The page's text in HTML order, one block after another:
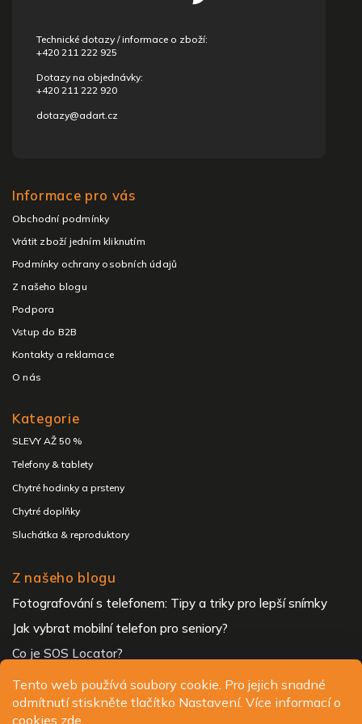
Tento web používá soubory cookie. Pro jejich snadné
odmítnutí stiskněte tlačítko Nastavení. Více informací o
cookies zde
Technické dotazy / informace o zboží:
+420 211 222 925
Dotazy na objednávky:
+420 211 222 920
dotazy@adart.cz
Informace pro vás
Obchodní podmínky
Vrátit zboží jedním kliknutím
Podmínky ochrany osobních údajů
Z našeho blogu
Podpora
Vstup do B2B
Kontakty a reklamace
O nás
Kategorie
SLEVY AŽ 50 %
Telefony & tablety
Chytré hodinky a prsteny
Chytré doplňky
Sluchátka & reproduktory
Z našeho blogu
Fotografování s telefonem: Tipy a triky pro lepší snímky
Jak vybrat mobilní telefon pro seniory?
Co je SOS Locator?
Copyright 2026ALIGATOR - telefony, chytré hodinky a